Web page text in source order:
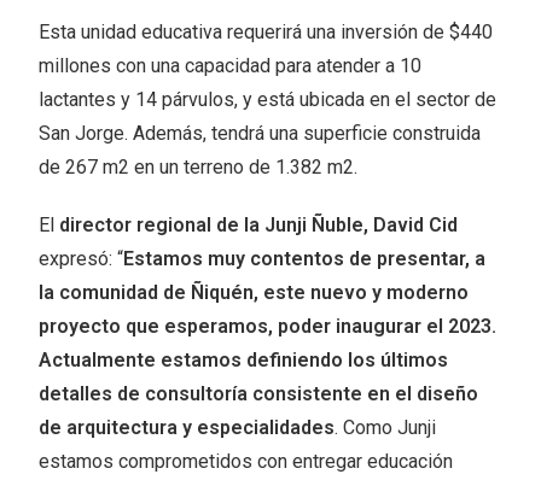
Esta unidad educativa requerirá una inversión de $440
millones con una capacidad para atender a 10
lactantes y 14 párvulos, y está ubicada en el sector de
San Jorge. Además, tendrá una superficie construida
de 267 m2 en un terreno de 1.382 m2.
El director regional de la Junji Ñuble, David Cid
expresó: “Estamos muy contentos de presentar, a
la comunidad de Ñiquén, este nuevo y moderno
proyecto que esperamos, poder inaugurar el 2023.
Actualmente estamos definiendo los últimos
detalles de consultoría consistente en el diseño
de arquitectura y especialidades. Como Junji
estamos comprometidos con entregar educación